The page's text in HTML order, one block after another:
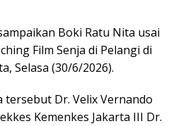
Boki Ratu Nita usai
Film Senja di Pelangi di
Selasa (30/6/2026).
Dr. Velix Vernando
Kemenkes Jakarta III Dr.